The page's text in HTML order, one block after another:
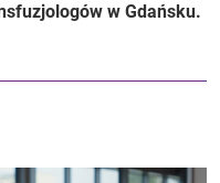
w Gdańsku.